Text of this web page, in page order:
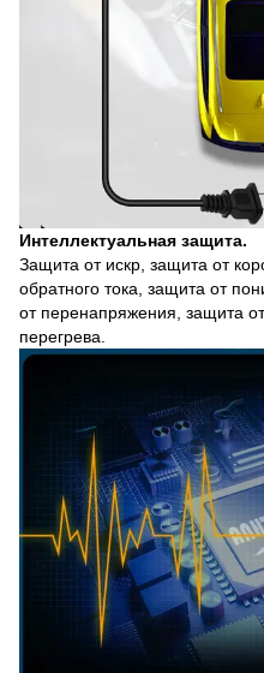
Интеллектуальная защита.
Защита от искр, защита от
обратного тока, защита от
от перенапряжения, защита
перегрева.